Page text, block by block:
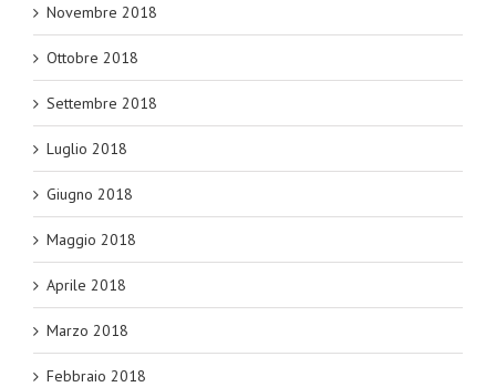
Novembre 2018
Ottobre 2018
Settembre 2018
Luglio 2018
Giugno 2018
Maggio 2018
Aprile 2018
Marzo 2018
Febbraio 2018